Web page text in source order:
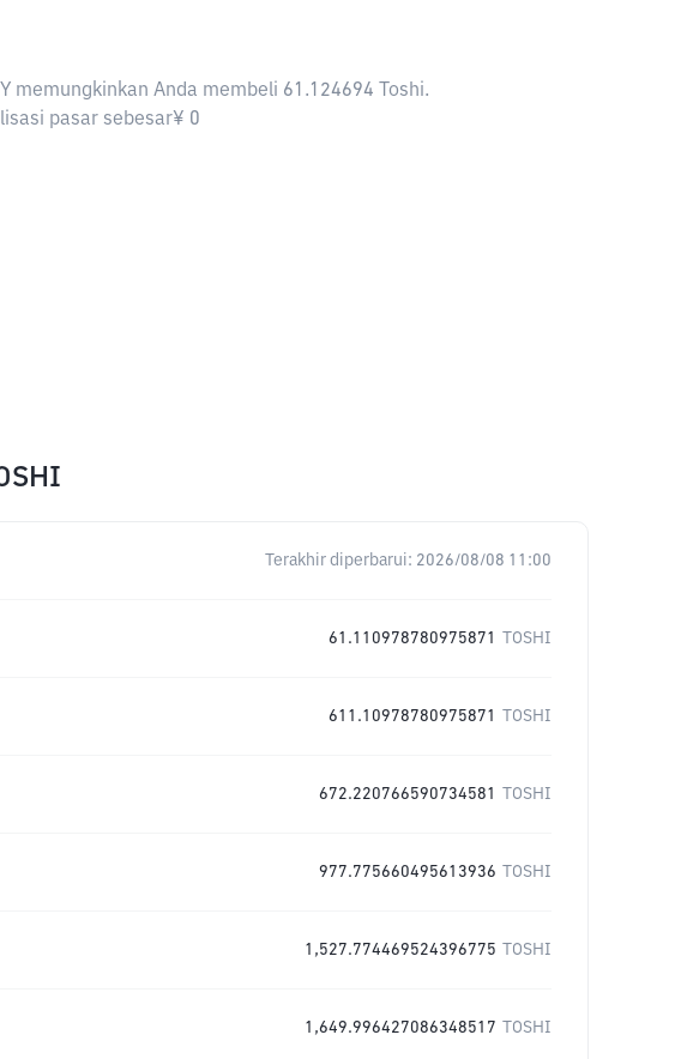
memungkinkan Anda membeli 61.124694 Toshi.
pasar sebesar¥ 0
Terakhir diperbarui: 2026/08/08 11:00
61.110978780975871 TOSHI
611.10978780975871 TOSHI
672.220766590734581 TOSHI
977.775660495613936 TOSHI
1,527.774469524396775 TOSHI
1,649.996427086348517 TOSHI